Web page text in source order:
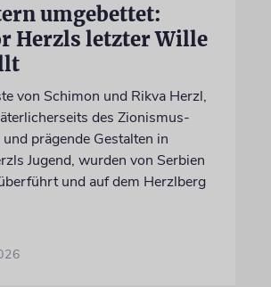
umgebettet:
Herzls letzter Wille
von Schimon und Rikva Herzl,
des Zionismus-
prägende Gestalten in
Jugend, wurden von Serbien
und auf dem Herzlberg